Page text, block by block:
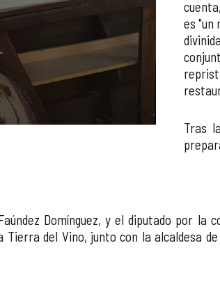
La
es "un
Tras
Domínguez, y el diputado por
del Vino, junto con la alcaldesa